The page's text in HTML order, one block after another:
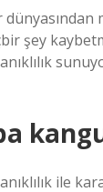
şey
ile